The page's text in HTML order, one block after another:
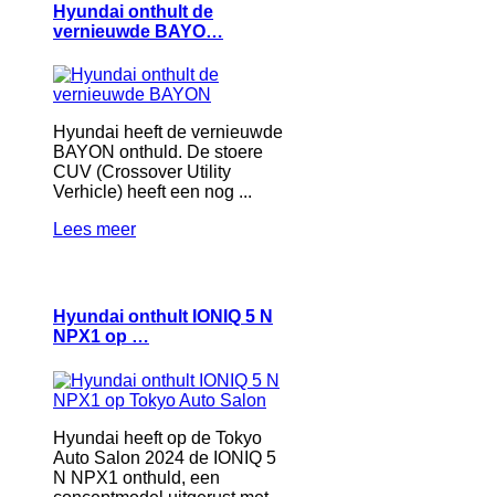
Hyundai onthult de
vernieuwde BAYO…
Hyundai heeft de vernieuwde
BAYON onthuld. De stoere
CUV (Crossover Utility
Verhicle) heeft een nog ...
Lees meer
Hyundai onthult IONIQ 5 N
NPX1 op …
Hyundai heeft op de Tokyo
Auto Salon 2024 de IONIQ 5
N NPX1 onthuld, een